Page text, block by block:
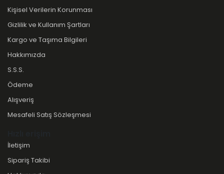
Kişisel Verilerin Korunması
Gizlilik ve Kullanım Şartları
Kargo ve Taşıma Bilgileri
Hakkımızda
S.S.S.
Ödeme
Alışveriş
Mesafeli Satış Sözleşmesi
İletişim
Sipariş Takibi